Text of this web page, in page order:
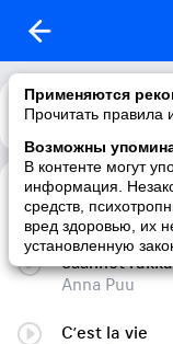
Применяются
Прочитать
Возможны
В контенте могут
информация.
средств,
вред здоровью, их
установленную
Каталог
Sinä Olet
Anna Puu
Säännöt
Anna Puu
C’est la vie